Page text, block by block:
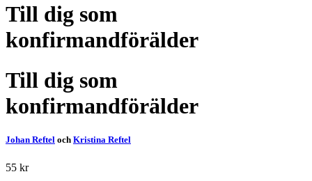
Till dig som
konfirmandförälder
Till dig som
konfirmandförälder
Johan Reftel och Kristina Reftel
55 kr